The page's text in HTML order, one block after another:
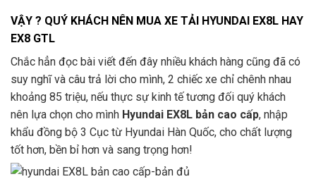
VẬY ? QUÝ KHÁCH NÊN MUA XE TẢI HYUNDAI EX8L HAY
EX8 GTL
Chắc hẳn đọc bài viết đến đây nhiều khách hàng cũng đã có
suy nghĩ và câu trả lời cho mình, 2 chiếc xe chỉ chênh nhau
khoảng 85 triệu, nếu thực sự kinh tế tương đối quý khách
nên lựa chọn cho mình Hyundai EX8L bản cao cấp, nhập
khẩu đồng bộ 3 Cục từ Hyundai Hàn Quốc, cho chất lượng
tốt hơn, bền bỉ hơn và sang trọng hơn!